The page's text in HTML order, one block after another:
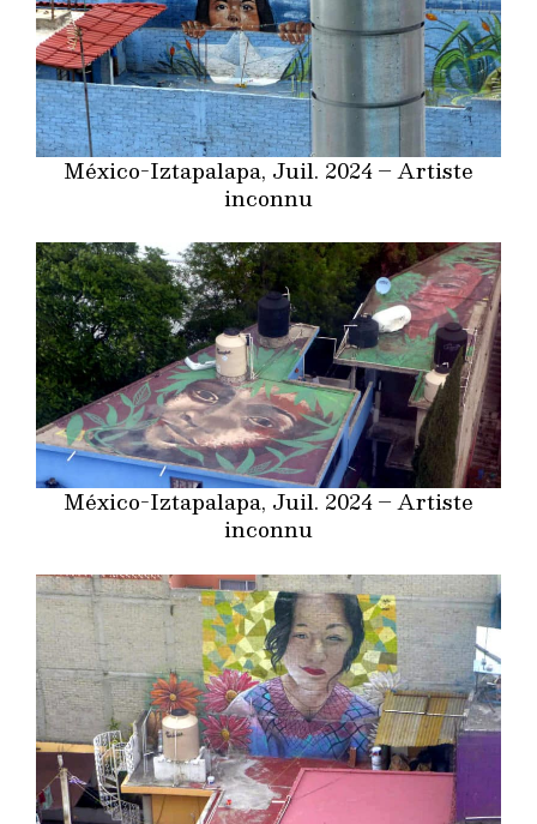
México-Iztapalapa, Juil. 2024 – Artiste
inconnu
México-Iztapalapa, Juil. 2024 – Artiste
inconnu